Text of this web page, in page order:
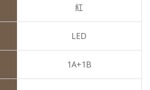
紅
LED
1A+1B